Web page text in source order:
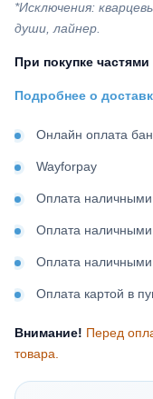
*Исключения:
души, лайнер.
При покупке
Подробнее о
Онлайн оплата
Wayforpay
Оплата наличными
Оплата
Оплата наличными
Оплата картой в
Внимание! Перед
товара.